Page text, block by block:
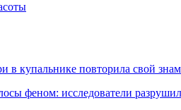
в купальнике повторила свой
феном: исследователи